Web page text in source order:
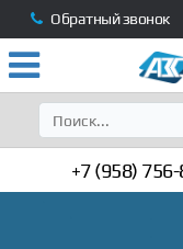
Обратный звонок
+7 (958)